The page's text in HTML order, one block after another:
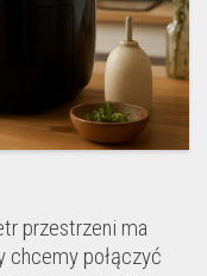
przestrzeni ma
chcemy połączyć